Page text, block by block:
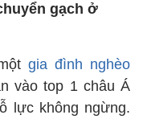
gạch ở
gia đình nghèo
vào top 1 châu Á
lực không ngừng.